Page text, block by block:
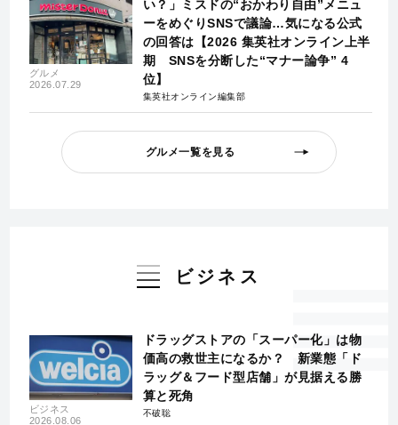
グルメ
2026.07.29
い？」ミスドの“おかわり自由”メニュ
ーをめぐりSNSで議論…気になる公式
の回答は【2026 集英社オンライン上半
期 SNSを分断した“マナー論争” 4
位】
集英社オンライン編集部
グルメ一覧を見る
ビジネス
ビジネス
2026.08.06
ドラッグストアの「スーパー化」は物
価高の救世主になるか？ 新業態「ド
ラッグ＆フード型店舗」が見据える勝
算と死角
不破聡